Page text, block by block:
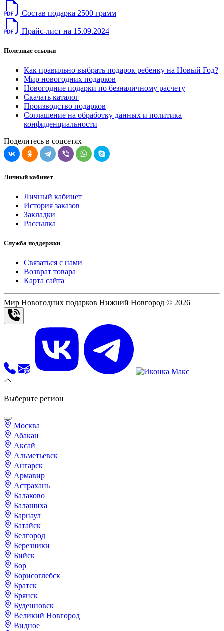
Состав подарка 2500 грамм
Прайс-лист на 15.09.2024
Полезные ссылки
Как правильно выбрать подарок ребенку на Новый Год?
Мир новогодних подарков
Новогодние подарки по безналичному расчету
Скачать каталог
Производство подарков
Соглашение на обработку данных и политика
конфиденциальности
Поделитесь в соцсетях
Личный кабинет
Личный кабинет
История заказов
Закладки
Рассылка
Служба поддержки
Связаться с нами
Возврат товара
Карта сайта
Мир Новогодних подарков Нижний Новгород © 2026
Выберите регион
Москва
Абакан
Аксай
Альметьевск
Ангарск
Армавир
Астрахань
Балаково
Балашиха
Барнаул
Батайск
Белгород
Березники
Бийск
Бор
Борисоглебск
Братск
Брянск
Буденновск
Великий Новгород
Видное